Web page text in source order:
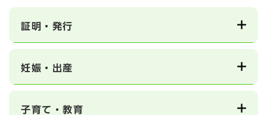
証明・発行
妊娠・出産
子育て・教育